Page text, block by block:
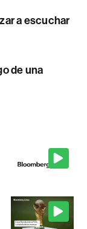
a escuchar
de una